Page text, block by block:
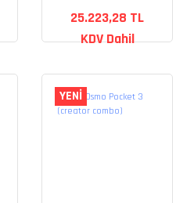
25.223,28 TL
KDV Dahil
YENİ